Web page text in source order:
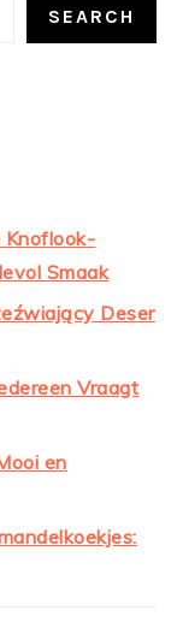
SEARCH
Knoflook-
Smaak
Deser
Vraagt
en